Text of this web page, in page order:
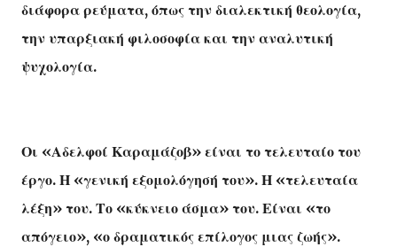
διάφορα ρεύματα, όπως την διαλεκτική θεολογία,
την υπαρξιακή φιλοσοφία και την αναλυτική
ψυχολογία.
Οι «Αδελφοί Καραμάζοβ» είναι το τελευταίο του
έργο. Η «γενική εξομολόγησή του». Η «τελευταία
λέξη» του. Το «κύκνειο άσμα» του. Είναι «το
απόγειο», «ο δραματικός επίλογος μιας ζωής».